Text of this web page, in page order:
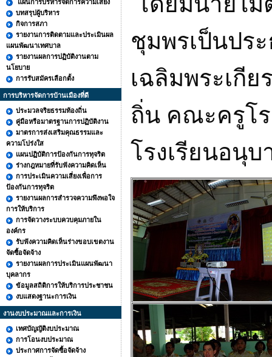
แผนการบริหารจัดการความเสี่ยง
บทสรุปผู้บริหาร
กิจการสภา
รายงานการติดตามและประเมินผล
แผนพัฒนาเทศบาล
รายงานผลการปฏิบัติงานตาม
นโยบาย
การรับสมัครเลือกตั้ง
การบริหารจัดการบ้านเมืองที่ดี
ประมวลจริยธรรมท้องถิ่น
คู่มือหรือมาตรฐานการปฏิบัติงาน
มาตรการส่งเสริมคุณธรรมและ
ความโปร่งใส
แผนปฏิบัติการป้องกันการทุจริต
ร่างกฎหมายที่รับฟังความคิดเห็น
การประเมินความเสี่ยงเพื่อการ
ป้องกันการทุจริต
รายงานผลการสำรวจความพึงพอใจ
การให้บริการ
การจัดวางระบบควบคุมภายใน
องค์กร
รับฟังความคิดเห็นร่างขอบเขตงาน
จัดซื้อจัดจ้าง
รายงานผลการประเมินแผนพัฒนา
บุคลากร
ข้อมูลสถิติการให้บริการประชาชน
งบแสดงฐานะการเงิน
งานงบประมาณและการเงิน
เทศบัญญัติงบประมาณ
การโอนงบประมาณ
ประกาศการจัดซื้อจัดจ้าง
ชุมพรเป็นปร
เฉลิมพระเกี
ถิ่น คณะครูโ
โรงเรียนอนุ